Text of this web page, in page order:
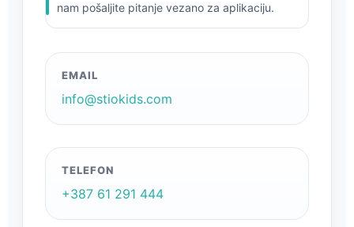
nam pošaljite pitanje vezano za aplikaciju.
EMAIL
info@stiokids.com
TELEFON
+387 61 291 444